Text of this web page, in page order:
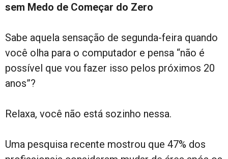
sem Medo de Começar do Zero
Sabe aquela sensação de segunda-feira quando
você olha para o computador e pensa “não é
possível que vou fazer isso pelos próximos 20
anos”?
Relaxa, você não está sozinho nessa.
Uma pesquisa recente mostrou que 47% dos